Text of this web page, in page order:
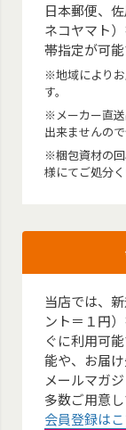
日本郵便、
ネコヤマト
帯指定が可能
※地域により
す。
※メーカー直
出来ませんの
※梱包資材の
様にてご処分く
当店では、
ント＝１円
ぐに利用可
能や、お届
メールマガ
多数ご用意し
会員登録はこ